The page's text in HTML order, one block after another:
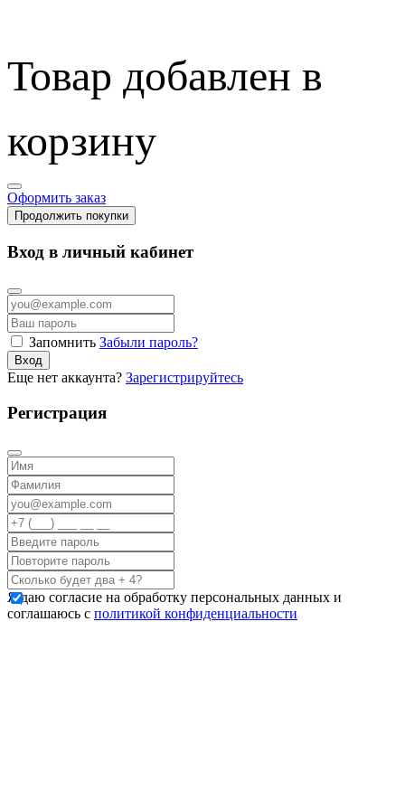
Товар добавлен в
корзину
Оформить заказ
Продолжить покупки
Вход в личный кабинет
Запомнить Забыли пароль?
Вход
Еще нет аккаунта? Зарегистрируйтесь
Регистрация
Я даю согласие на обработку персональных данных и
соглашаюсь с политикой конфиденциальности